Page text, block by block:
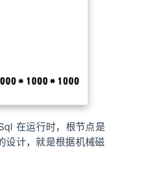
在运行时，根节点是
设计，就是根据机械磁